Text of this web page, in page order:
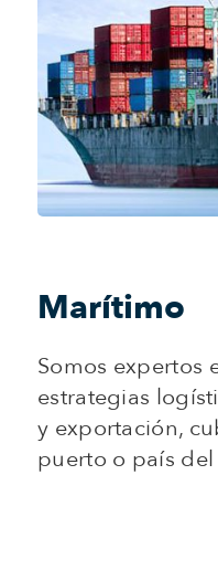
Marítimo
Somos expertos
estrategias
y exportación,
puerto o país